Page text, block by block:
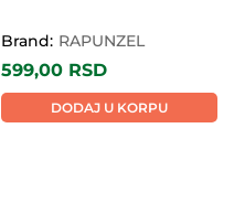
Brand: RAPUNZEL
599,00 RSD
DODAJ U KORPU